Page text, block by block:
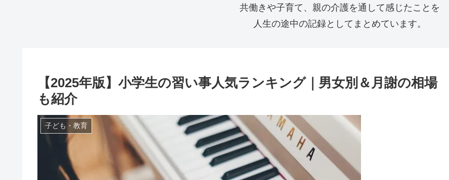
共働きや子育て、親の介護を通して感じたことを
人生の途中の記録としてまとめています。
【2025年版】小学生の習い事人気ランキング｜男女別＆月謝の相場
も紹介
子ども・教育